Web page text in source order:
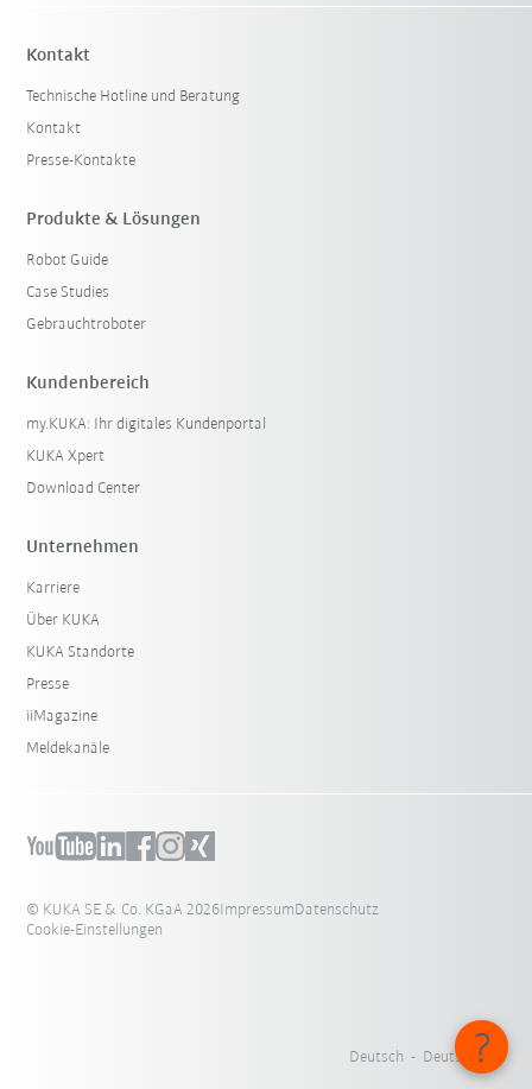
Kontakt
Technische Hotline und Beratung
Kontakt
Presse-Kontakte
Produkte & Lösungen
Robot Guide
Case Studies
Gebrauchtroboter
Kundenbereich
my.KUKA: Ihr digitales Kundenportal
KUKA Xpert
Download Center
Unternehmen
Karriere
Über KUKA
KUKA Standorte
Presse
iiMagazine
Meldekanäle
© KUKA SE & Co. KGaA 2026ImpressumDatenschutz
Cookie-Einstellungen
Deutsch - Deutschland